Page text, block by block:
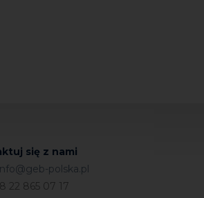
się z nami
polska.pl
22 865 07 17